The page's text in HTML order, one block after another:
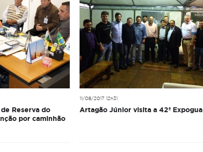
Reserva do
por caminhão
11/08/2017 12h31
Artagão Júnior visita a 42ª Expogua